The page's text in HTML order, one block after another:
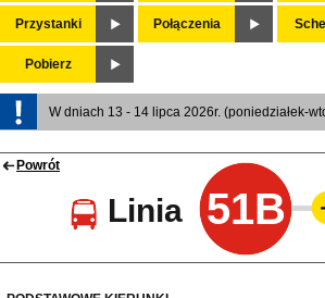
Przystanki Połączenia
Pobierz
W dniach 13 - 14 lipca 2026r. (poniedziałek-
Powrót
Linia 51B